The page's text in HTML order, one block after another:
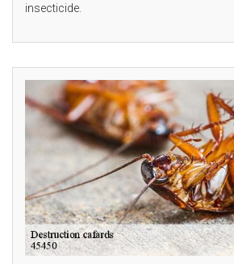
insecticide.